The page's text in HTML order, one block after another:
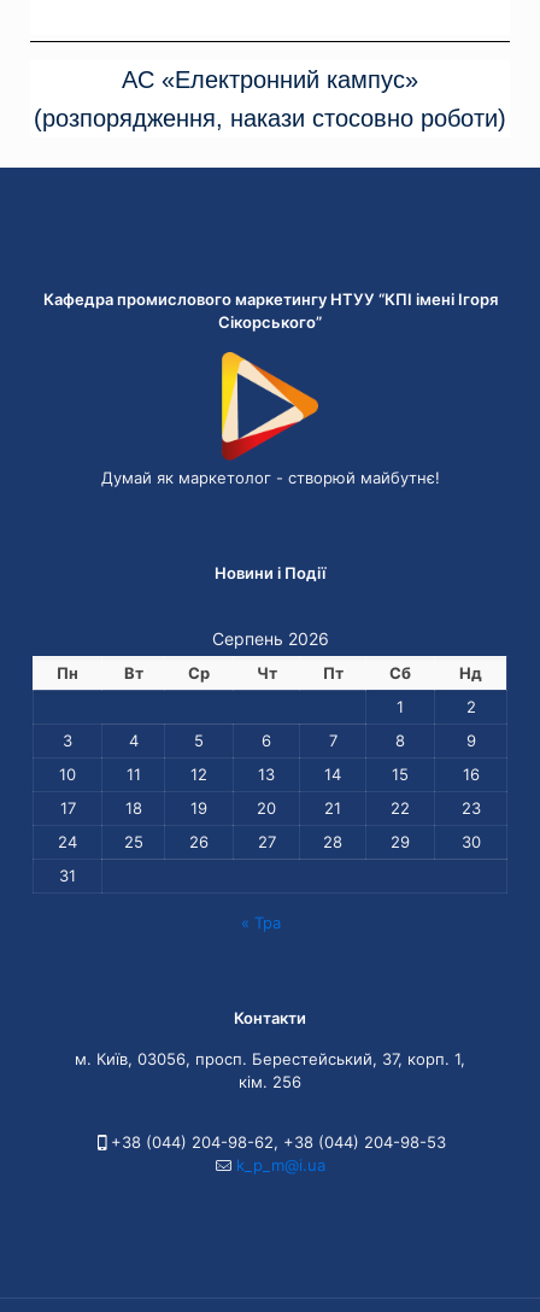
АС «Електронний кампус»
(розпорядження, накази стосовно роботи)
Кафедра промислового маркетингу НТУУ “КПІ імені Ігоря
Сікорського”
Думай як маркетолог - cтворюй майбутнє!
Новини і Події
Серпень 2026
Пн Вт Ср Чт Пт Сб
Нд
1
2
3
4 5 6 7 8
9
10
11 12 13 14 15
16
17
18 19 20 21 22
23
24
25 26 27 28 29
30
31
« Тра
Контакти
м. Київ, 03056, просп. Берестейський, 37, корп. 1,
кім. 256
+38 (044) 204-98-62, +38 (044) 204-98-53
k_p_m@i.ua